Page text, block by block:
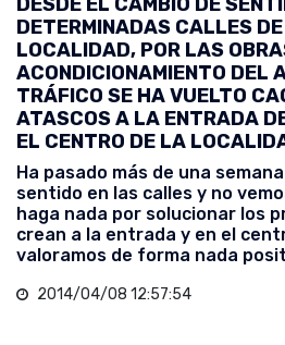
DETERMINADAS CALLES
LOCALIDAD, POR LAS
ACONDICIONAMIENTO DEL
TRÁFICO SE HA VUELTO
ATASCOS A LA ENTRADA
EL CENTRO DE LA
Ha pasado más de una
sentido en las calles y no
haga nada por solucionar los
crean a la entrada y en el
valoramos de forma nada
2014/04/08 12:57:54